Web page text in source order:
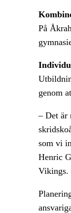
På
genom
– Det är
som vi
Henric
Vikings.